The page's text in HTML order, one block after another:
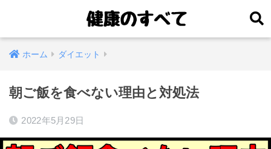
ホーム ダイエット
朝ご飯を食べない理由と対処法
2022年5月29日